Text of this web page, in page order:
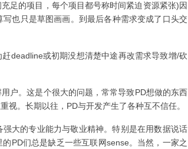
足的项目，每个项目都号称时间紧迫资源紧张)因
也只是草图画画。到最后各种需求变成了口头交
或初期没想清楚中途再改需求导致增/砍
。这是个很大的问题，常常导致PD想做的东西
视。长期以往，PD与开发产生了各种互不信任。
大的专业能力与敬业精神。特别是在用数据说话
PD们总是缺乏一些互联网sense。当然，一家之